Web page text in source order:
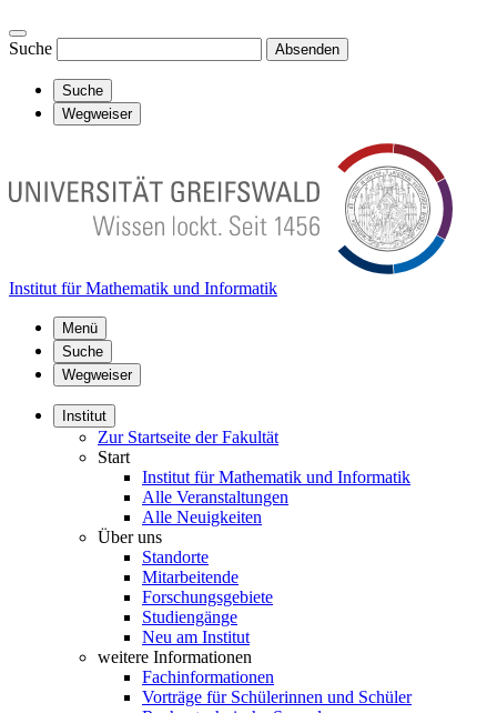
Suche Absenden
Suche
Wegweiser
Institut für Mathematik und Informatik
Menü
Suche
Wegweiser
Institut
Zur Startseite der Fakultät
Start
Institut für Mathematik und Informatik
Alle Veranstaltungen
Alle Neuigkeiten
Über uns
Standorte
Mitarbeitende
Forschungsgebiete
Studiengänge
Neu am Institut
weitere Informationen
Fachinformationen
Vorträge für Schülerinnen und Schüler